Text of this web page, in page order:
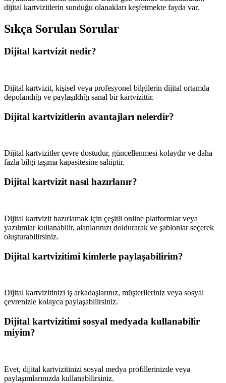
dijital kartvizitlerin sunduğu olanakları keşfetmekte fayda var.
Sıkça Sorulan Sorular
Dijital kartvizit nedir?
Dijital kartvizit, kişisel veya profesyonel bilgilerin dijital ortamda
depolandığı ve paylaşıldığı sanal bir kartvizittir.
Dijital kartvizitlerin avantajları nelerdir?
Dijital kartvizitler çevre dostudur, güncellenmesi kolaydır ve daha
fazla bilgi taşıma kapasitesine sahiptir.
Dijital kartvizit nasıl hazırlanır?
Dijital kartvizit hazırlamak için çeşitli online platformlar veya
yazılımlar kullanabilir, alanlarınızı doldurarak ve şablonlar seçerek
oluşturabilirsiniz.
Dijital kartvizitimi kimlerle paylaşabilirim?
Dijital kartvizitinizi iş arkadaşlarınız, müşterileriniz veya sosyal
çevrenizle kolayca paylaşabilirsiniz.
Dijital kartvizitimi sosyal medyada kullanabilir
miyim?
Evet, dijital kartvizitinizi sosyal medya profillerinizde veya
paylaşımlarınızda kullanabilirsiniz.